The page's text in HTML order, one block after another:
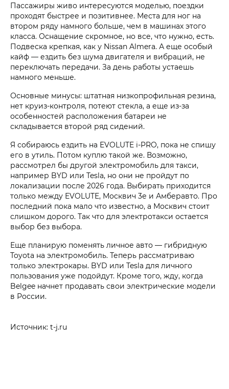
Пассажиры живо интересуются моделью, поездки
проходят быстрее и позитивнее. Места для ног на
втором ряду намного больше, чем в машинах этого
класса. Оснащение скромное, но все, что нужно, есть.
Подвеска крепкая, как у Nissan Almera. А еще особый
кайф — ездить без шума двигателя и вибраций, не
переключать передачи. За день работы устаешь
намного меньше.
Основные минусы: штатная низкопрофильная резина,
нет круиз-контроля, потеют стекла, а еще из-за
особенностей расположения батареи не
складывается второй ряд сидений.
Я собираюсь ездить на EVOLUTE i‑PRO, пока не спишу
его в утиль. Потом куплю такой же. Возможно,
рассмотрел бы другой электромобиль для такси,
например BYD или Tesla, но они не пройдут по
локализации после 2026 года. Выбирать приходится
только между EVOLUTE, Москвич 3е и Амберавто. Про
последний пока мало что известно, а Москвич стоит
слишком дорого. Так что для электротакси остается
выбор без выбора.
Еще планирую поменять личное авто — гибридную
Toyota на электромобиль. Теперь рассматриваю
только электрокары. BYD или Tesla для личного
пользования уже подойдут. Кроме того, жду, когда
Belgee начнет продавать свои электрические модели
в России.
Источник: t-j.ru